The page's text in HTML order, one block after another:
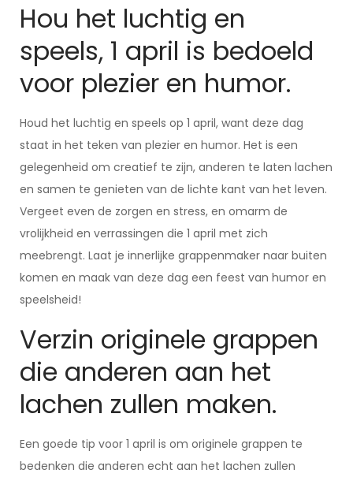
Hou het luchtig en
speels, 1 april is bedoeld
voor plezier en humor.
Houd het luchtig en speels op 1 april, want deze dag
staat in het teken van plezier en humor. Het is een
gelegenheid om creatief te zijn, anderen te laten lachen
en samen te genieten van de lichte kant van het leven.
Vergeet even de zorgen en stress, en omarm de
vrolijkheid en verrassingen die 1 april met zich
meebrengt. Laat je innerlijke grappenmaker naar buiten
komen en maak van deze dag een feest van humor en
speelsheid!
Verzin originele grappen
die anderen aan het
lachen zullen maken.
Een goede tip voor 1 april is om originele grappen te
bedenken die anderen echt aan het lachen zullen